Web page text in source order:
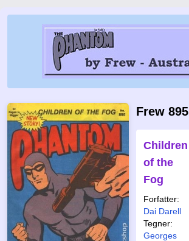
Frew 895
Children
of the
Fog
Forfatter:
Dai Darell
Tegner:
Georges